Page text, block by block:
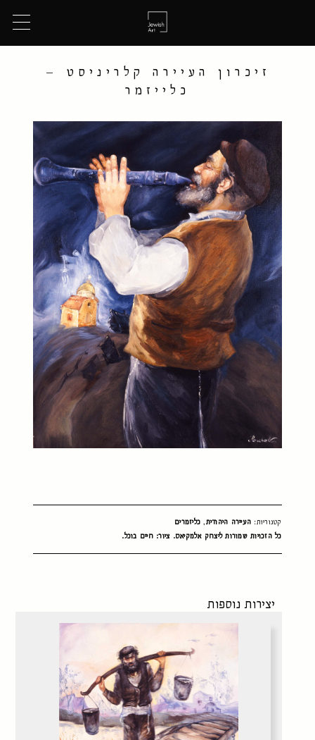
זיכרון העיירה קלריניסט –
כלייזמר
קטגוריות: העיירה היהודית, כליזמרים
כל הזכויות שמורות ליצחק אלמקיאס. ציור: חיים בוכל.
יצירות נוספות